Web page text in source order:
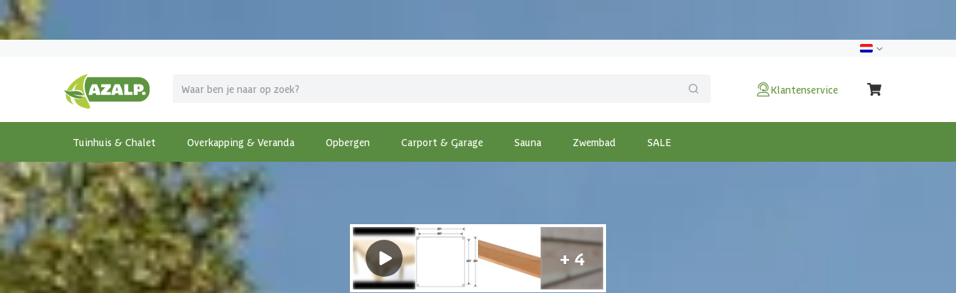
Pak je voordeel tijdens de
Klantenservice
Tuinhuis & Chalet Overkapping & Veranda Opbergen Carport & Garage Sauna Zwembad SALE
Terug Home - Tuinhuis & Chalet - Houten tuinhuis
€ 375 korting t/m 31 augustus